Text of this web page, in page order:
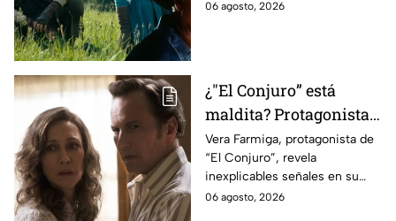
cinematográfica del popular
06 agosto, 2026
¿"El Conjuro” está
maldita? Protagonista
revela INQUIETANTES
señales en su cuerpo
durante la grabación de
la película
Vera Farmiga, protagonista de
“El Conjuro”, revela
inexplicables señales en su
cuerpo durante el rodaje de la
06 agosto, 2026